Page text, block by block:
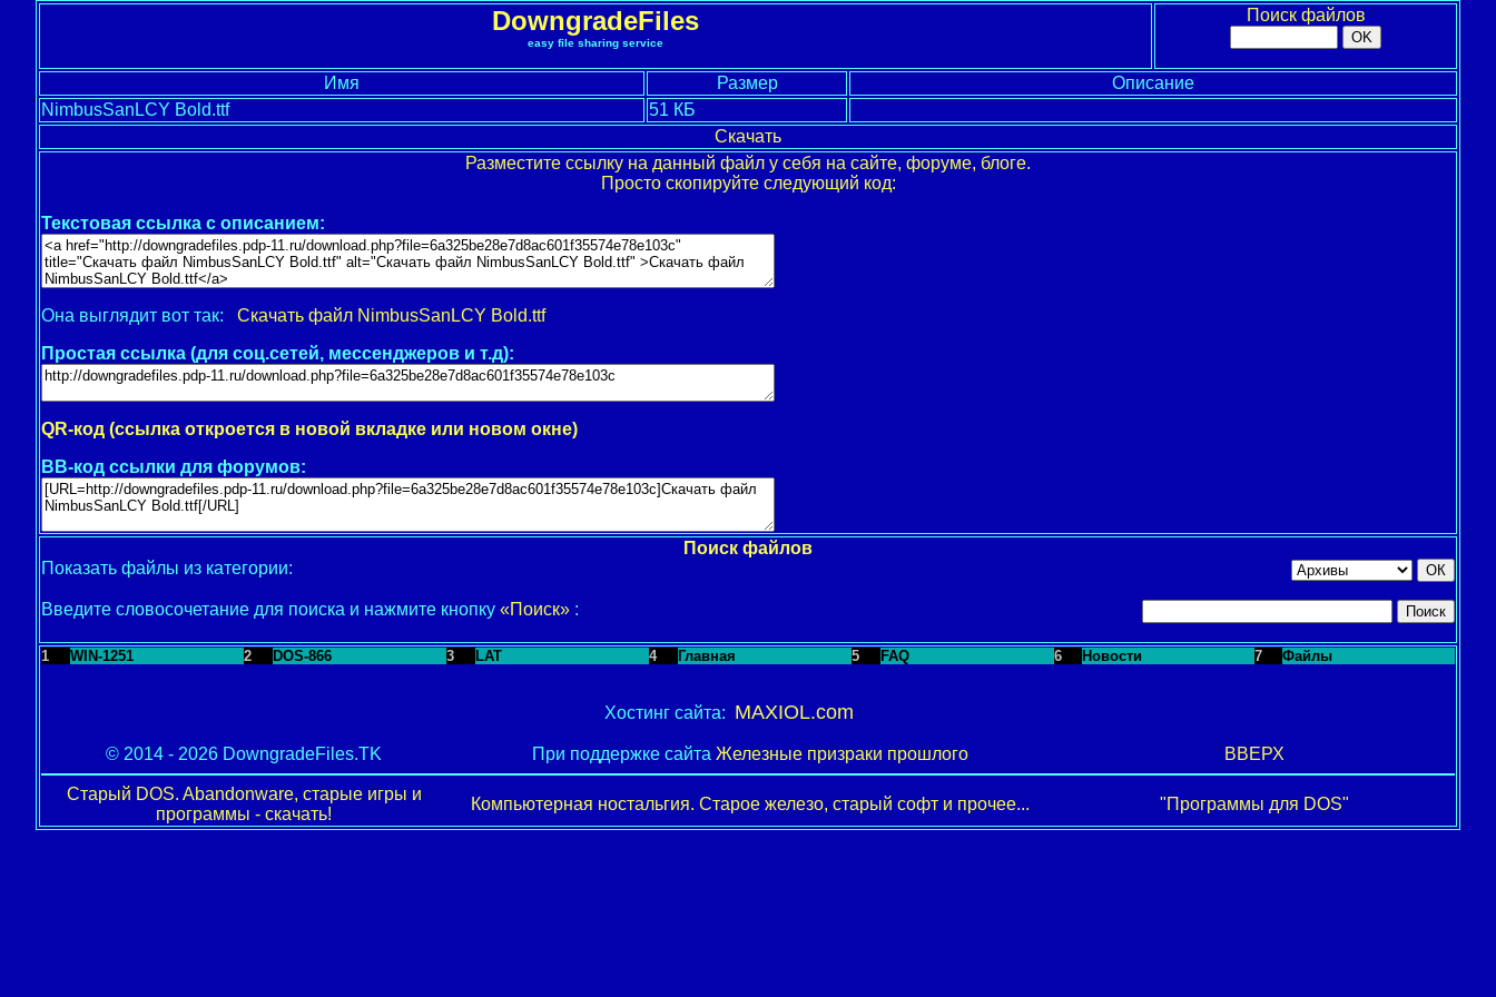
DowngradeFiles
easy file sharing service
Поиск файлов
Имя Размер
Описание
NimbusSanLCY Bold.ttf
51 КБ
Скачать
Разместите ссылку на данный файл у себя на сайте, форуме, блоге.
Просто скопируйте следующий код:
Текстовая ссылка с описанием:
Она выглядит вот так: Скачать файл NimbusSanLCY Bold.ttf
Простая ссылка (для соц.сетей, мессенджеров и т.д):
QR-код (ссылка откроется в новой вкладке или новом окне)
BB-код ссылки для форумов:
Поиск файлов
Показать файлы из категории:
Введите словосочетание для поиска и нажмите кнопку «Поиск» :
1 WIN-1251 2 DOS-866 3 LAT 4 Главная 5 FAQ 6 Новости 7 Файлы
Хостинг сайта: MAXIOL.com
© 2014 - 2026 DowngradeFiles.TK При поддержке сайта Железные призраки прошлого ВВЕРХ
Старый DOS. Abandonware, старые игры и
программы - скачать!
Компьютерная ностальгия. Старое железо, старый софт и прочее... "Программы для DOS"